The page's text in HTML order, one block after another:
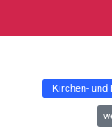
Kirchen- und